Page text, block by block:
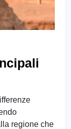
regione che